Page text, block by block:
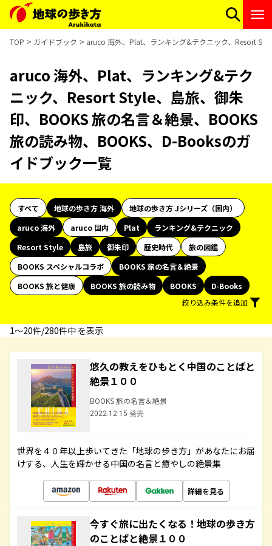
TOP ガイドブック aruco 海外、Plat、ランキング&テクニック、Resort
aruco 海外、Plat、ランキング&テク
ニック、Resort Style、島旅、御朱
印、BOOKS 旅の名言＆絶景、BOOKS
旅の読み物、BOOKS、D-Booksのガ
イドブック一覧
すべて 地球の歩き方 海外
地球の歩き方 Jシリーズ（国内）
aruco 海外
aruco 国内 Plat
ランキング&テクニック
Resort Style
島旅 御朱印 歴史時代
旅の図鑑
BOOKS スペシャルコラボ
BOOKS 旅の名言＆絶景
BOOKS 旅と健康
BOOKS 旅の読み物 BOOKS
D-Books
絞り込み条件を追加
1〜20件/280件中 を表示
悠久の教えをひもとく中国のことばと
絶景１００
BOOKS 旅の名言＆絶景
2022.12.15 発売
世界を４０年以上歩いてきた「地球の歩き方」があなたにお届
けする、人生を輝かせる中国の名言と癒やしの絶景集
詳細を見る
今すぐ旅に出たくなる！地球の歩き方
のことばと絶景１００